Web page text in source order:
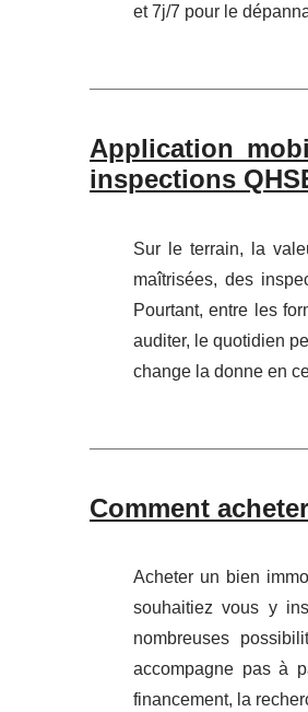
et 7j/7 pour le
Application
inspections
Sur le terrain, la
maîtrisées, des
Pourtant, entre les
auditer, le quotidien
change la donne en
Comment
Acheter un bien
souhaitiez vous y
nombreuses
accompagne pas à
financement, la